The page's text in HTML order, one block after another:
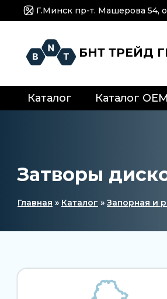
Г.Минск пр-т. Машерова 54,
БНТ ТРЕЙД
Каталог Каталог OEM
Затворы
Главная » Каталог » Запорная и